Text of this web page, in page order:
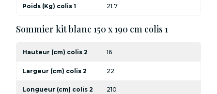
Poids (Kg) colis 1 21.7
Sommier kit blanc 150 x 190 cm colis 1
Hauteur (cm) colis 2 16
Largeur (cm) colis 2 22
Longueur (cm) colis 2 210